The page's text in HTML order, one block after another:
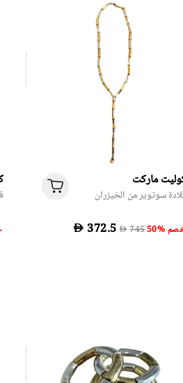
ماركت
سوتوير من الخيزران
D D ‏745 خصم